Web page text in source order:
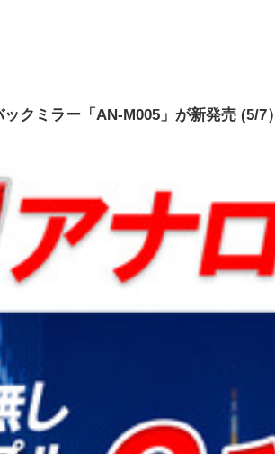
クミラー「AN-M005」が新発売 (5/7）